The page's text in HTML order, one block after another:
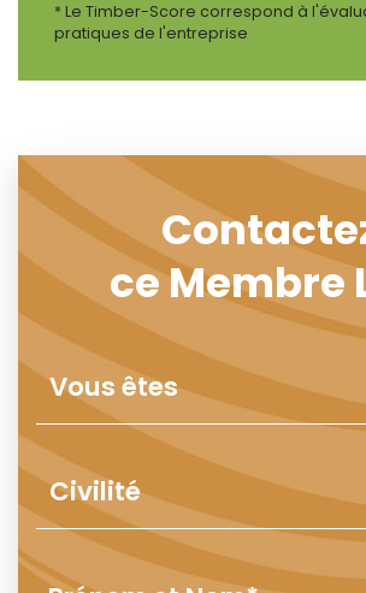
* Le Timber-Score correspond à
pratiques de l'entreprise
ce Membre